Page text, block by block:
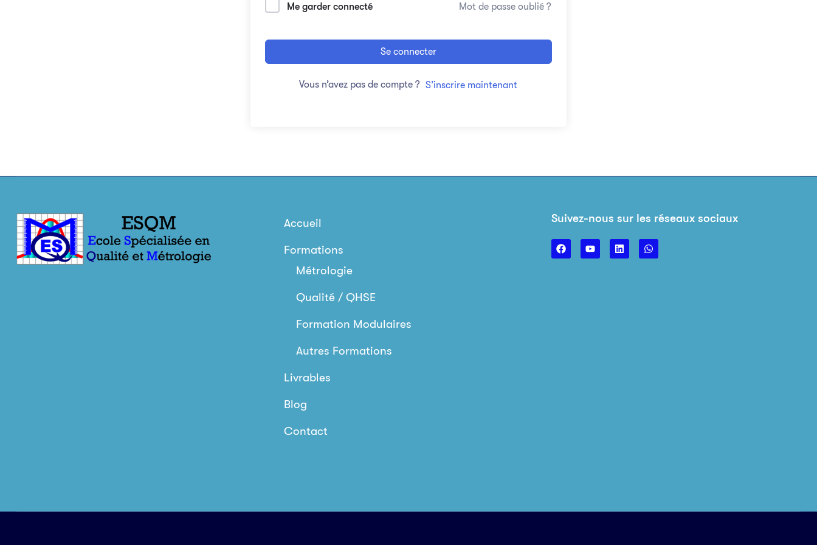
Me garder connecté Mot de passe oublié ?
Se connecter
Vous n’avez pas de compte ? S’inscrire maintenant
Accueil
Formations
Métrologie
Qualité / QHSE
Formation Modulaires
Autres Formations
Livrables
Blog
Contact
Suivez-nous sur les réseaux sociaux